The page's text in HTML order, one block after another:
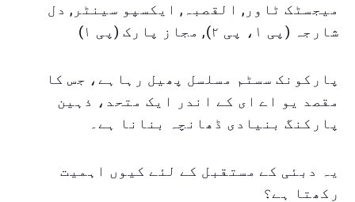
میجسٹک ٹاور, القصبہ, ایکسپو سینٹر, دل
شارجہ (پی ۱، پی ۲), مجاز پارک (پی ۱)
پارکونک سسٹم مسلسل پھیل رہاہے، جس کا
مقصد یو اے ای کے اندر ایک متحد، ذہین
پارکنگ بنیادی ڈھانچہ بنانا ہے۔
یہ دبئی کے مستقبل کے لئے کیوں اہمیت
رکھتا ہے؟